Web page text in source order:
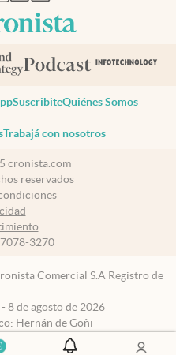
SuscribiteQuiénes Somos
Trabajá con nosotros
cronista.com
reservados
3270
Comercial S.A Registro de
8 de agosto de 2026
Hernán de Goñi